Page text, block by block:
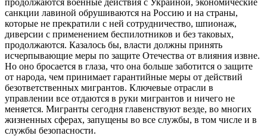
санкции лавиной обрушиваются на Россию и на страны,
которые не прекратили с ней сотрудничество, шпионаж,
диверсии с применением беспилотников и без таковых,
продолжаются. Казалось бы, власти должны принять
исчерпывающие меры по защите Отечества от влияния извне.
Но оно бросается в глаза, что она больше заботится о защите
от народа, чем принимает гарантийные меры от действий
безответственных мигрантов. Ключевые отрасли в
управлении все отдаются в руки мигрантов и ничего не
меняется. Мигранты сегодня главенствуют везде, во многих
жизненных сферах, запущены во все службы, в том числе и в
службы безопасности.